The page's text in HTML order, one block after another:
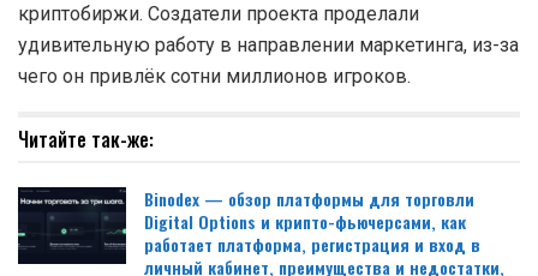
криптобиржи. Создатели проекта проделали
удивительную работу в направлении маркетинга, из-за
чего он привлёк сотни миллионов игроков.
Читайте так-же:
Binodex — обзор платформы для торговли
Digital Options и крипто-фьючерсами, как
работает платформа, регистрация и вход в
личный кабинет, преимущества и недостатки,